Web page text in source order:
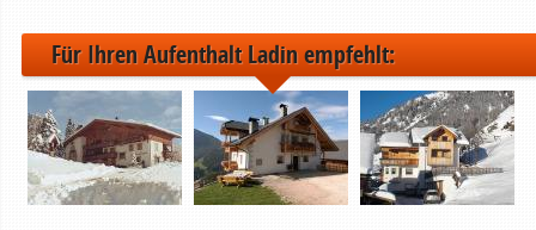
Für Ihren Aufenthalt Ladin empfehlt: